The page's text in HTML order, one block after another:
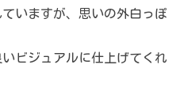
いますが、思いの外白っぽ
ビジュアルに仕上げてくれ